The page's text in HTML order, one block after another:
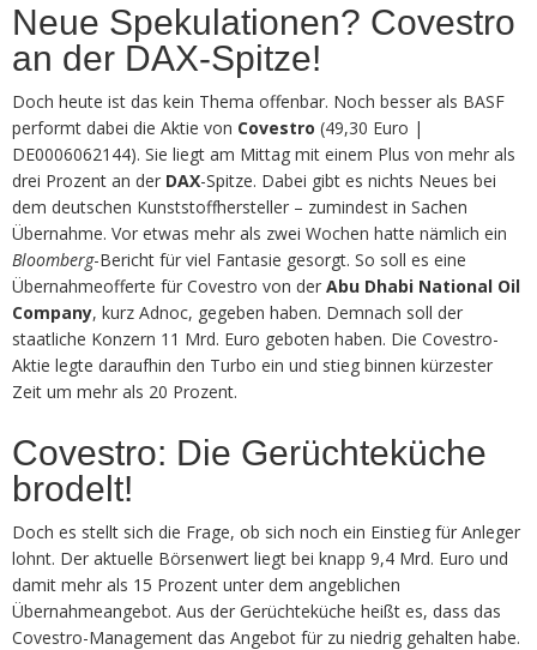
Neue Spekulationen? Covestro
an der DAX-Spitze!
Doch heute ist das kein Thema offenbar. Noch besser als BASF
performt dabei die Aktie von Covestro (49,30 Euro |
DE0006062144). Sie liegt am Mittag mit einem Plus von mehr als
drei Prozent an der DAX-Spitze. Dabei gibt es nichts Neues bei
dem deutschen Kunststoffhersteller – zumindest in Sachen
Übernahme. Vor etwas mehr als zwei Wochen hatte nämlich ein
Bloomberg-Bericht für viel Fantasie gesorgt. So soll es eine
Übernahmeofferte für Covestro von der Abu Dhabi National Oil
Company, kurz Adnoc, gegeben haben. Demnach soll der
staatliche Konzern 11 Mrd. Euro geboten haben. Die Covestro-
Aktie legte daraufhin den Turbo ein und stieg binnen kürzester
Zeit um mehr als 20 Prozent.
Covestro: Die Gerüchteküche
brodelt!
Doch es stellt sich die Frage, ob sich noch ein Einstieg für Anleger
lohnt. Der aktuelle Börsenwert liegt bei knapp 9,4 Mrd. Euro und
damit mehr als 15 Prozent unter dem angeblichen
Übernahmeangebot. Aus der Gerüchteküche heißt es, dass das
Covestro-Management das Angebot für zu niedrig gehalten habe.